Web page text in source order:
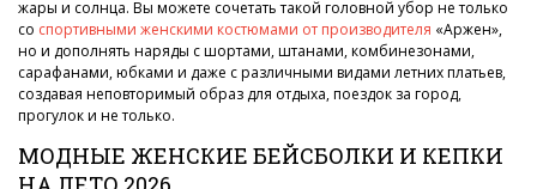
жары и солнца. Вы можете сочетать такой головной убор не только
со спортивными женскими костюмами от производителя «Аржен»,
но и дополнять наряды с шортами, штанами, комбинезонами,
сарафанами, юбками и даже с различными видами летних платьев,
создавая неповторимый образ для отдыха, поездок за город,
прогулок и не только.
МОДНЫЕ ЖЕНСКИЕ БЕЙСБОЛКИ И КЕПКИ